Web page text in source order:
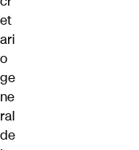
et
ari
o
ge
ne
ral
de